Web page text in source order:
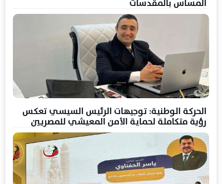
المساس بالمقدسات
الحركة الوطنية: توجيهات الرئيس السيسي تعكس
رؤية متكاملة لحماية الأمن المعيشي للمصريين